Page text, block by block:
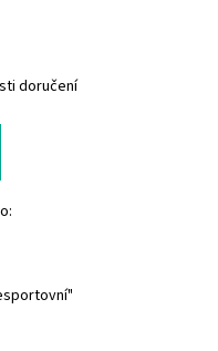
doručení